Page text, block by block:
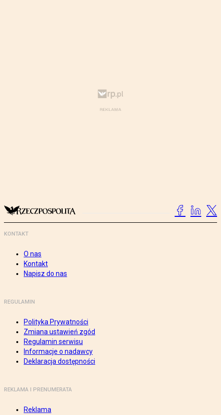
KONTAKT
O nas
Kontakt
Napisz do nas
REGULAMIN
Polityka Prywatności
Zmiana ustawień zgód
Regulamin serwisu
Informacje o nadawcy
Deklaracja dostępności
REKLAMA I PRENUMERATA
Reklama